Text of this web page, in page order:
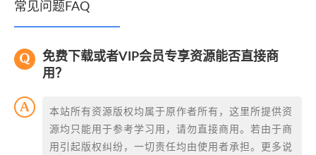
常见问题FAQ
免费下载或者VIP会员专享资源能否直接商
用？
本站所有资源版权均属于原作者所有，这里所提供资
源均只能用于参考学习用，请勿直接商用。若由于商
用引起版权纠纷，一切责任均由使用者承担。更多说